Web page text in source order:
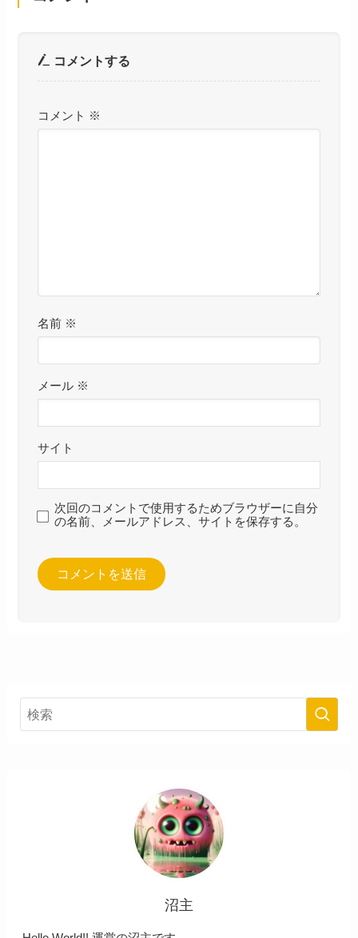
コメントする
コメント ※
名前 ※
メール ※
サイト
次回のコメントで使用するためブラウザーに自分
の名前、メールアドレス、サイトを保存する。
沼主